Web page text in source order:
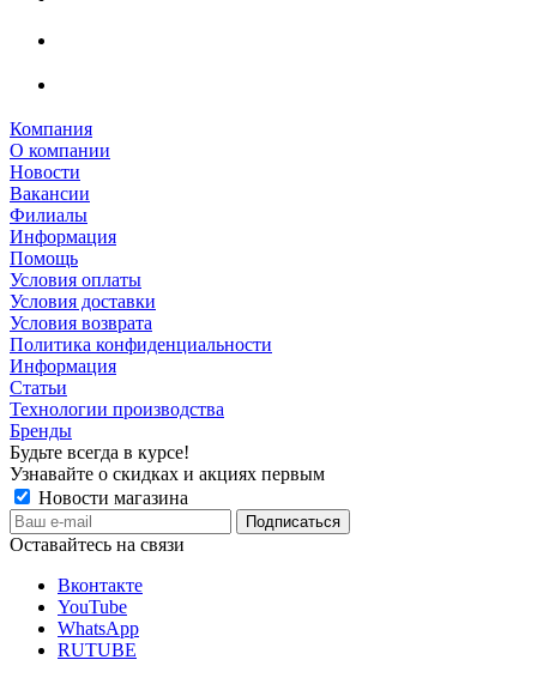
Компания
О компании
Новости
Вакансии
Филиалы
Информация
Помощь
Условия оплаты
Условия доставки
Условия возврата
Политика конфиденциальности
Информация
Статьи
Технологии производства
Бренды
Будьте всегда в курсе!
Узнавайте о скидках и акциях первым
Новости магазина
Оставайтесь на связи
Вконтакте
YouTube
WhatsApp
RUTUBE